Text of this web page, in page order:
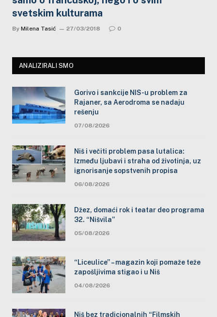
svetskim kulturama
By Milena Tasić 27/03/2018 0
ANALIZIRALI SMO
Gorivo i sankcije NIS-u problem za
Rajaner, sa Aerodroma se nadaju
rešenju
07/08/2026
Niš i večiti problem pasa lutalica:
Između ljubavi i straha od životinja, uz
ignorisanje sopstvenih propisa
06/08/2026
Džez, domaći rok i teatar deo programa
32. “Nišvila”
05/08/2026
“Liceulice” – magazin koji pomaže teže
zapošljivima stigao i u Niš
04/08/2026
Niš bez tradicionalnih “Filmskih